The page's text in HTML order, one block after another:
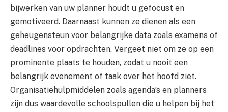
bijwerken van uw planner houdt u gefocust en
gemotiveerd. Daarnaast kunnen ze dienen als een
geheugensteun voor belangrijke data zoals examens of
deadlines voor opdrachten. Vergeet niet om ze op een
prominente plaats te houden, zodat u nooit een
belangrijk evenement of taak over het hoofd ziet.
Organisatiehulpmiddelen zoals agenda’s en planners
zijn dus waardevolle schoolspullen die u helpen bij het